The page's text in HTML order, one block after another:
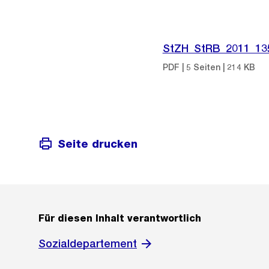
PDF | 5 Seiten | 214 KB
Seite drucken
Für diesen Inhalt verantwortlich
Sozialdepartement